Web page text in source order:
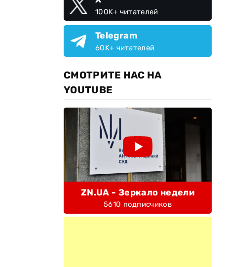
100K+ читателей
Telegram
60K+ читателей
СМОТРИТЕ НАС НА
YOUTUBE
ZN.UA - Зеркало недели
5610 подписчиков